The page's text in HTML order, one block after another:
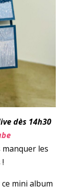
dès 14h30
manquer les
mini album